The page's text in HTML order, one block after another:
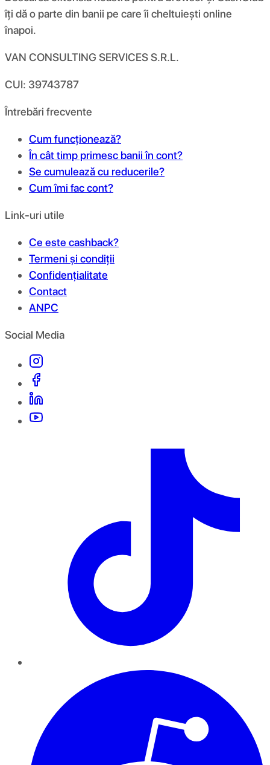
îți dă o parte din banii pe care îi cheltuiești online
înapoi.
VAN CONSULTING SERVICES S.R.L.
CUI: 39743787
Întrebări frecvente
Cum funcționează?
În cât timp primesc banii în cont?
Se cumulează cu reducerile?
Cum îmi fac cont?
Link-uri utile
Ce este cashback?
Termeni și condiții
Confidențialitate
Contact
ANPC
Social Media